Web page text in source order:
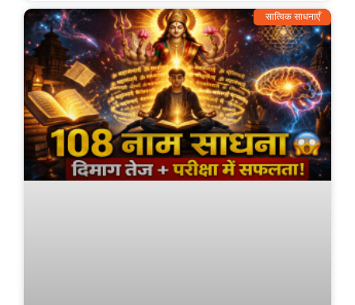
सात्विक साधनाएँ